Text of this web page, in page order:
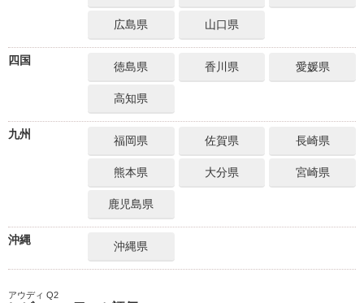
広島県 山口県
四国 徳島県 香川県 愛媛県
高知県
九州 福岡県 佐賀県 長崎県
熊本県 大分県 宮崎県
鹿児島県
沖縄 沖縄県
アウディ Q2